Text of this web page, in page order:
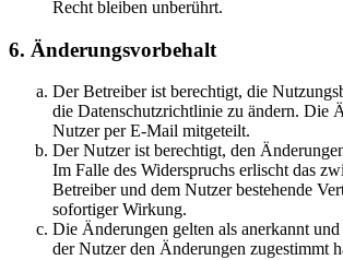
Recht bleiben unberührt.
6. Änderungsvorbehalt
Der Betreiber ist berechtigt, die
die Datenschutzrichtlinie zu ändern. Die
Nutzer per E-Mail mitgeteilt.
Der Nutzer ist berechtigt, den
Im Falle des Widerspruchs erlischt das
Betreiber und dem Nutzer bestehende
sofortiger Wirkung.
Die Änderungen gelten als anerkannt
der Nutzer den Änderungen zugestimmt